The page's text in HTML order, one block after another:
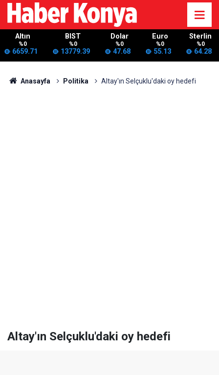
Altın
%0
6659.71
BIST
%0
13779.39
Dolar
%0
47.68
Euro
%0
55.13
Sterlin
%0
64.28
Anasayfa Politika Altay'ın Selçuklu'daki oy hedefi
Altay'ın Selçuklu'daki oy hedefi